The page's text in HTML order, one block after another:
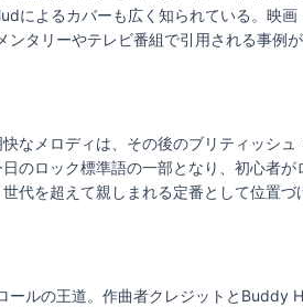
によるカバーも広く知られている。映画
タリーやテレビ番組で引用される事例が
なメロディは、その後のブリティッシ
のロック標準語の一部となり、初心者
代を超えて親しまれる定番として位置づ
ールの王道。作曲者クレジットとBuddy